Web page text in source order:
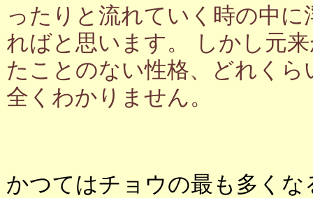
ったりと流れていく時の中
ればと思います。 しかし元
たことのない性格、どれく
全くわかりません。
かつてはチョウの最も多く